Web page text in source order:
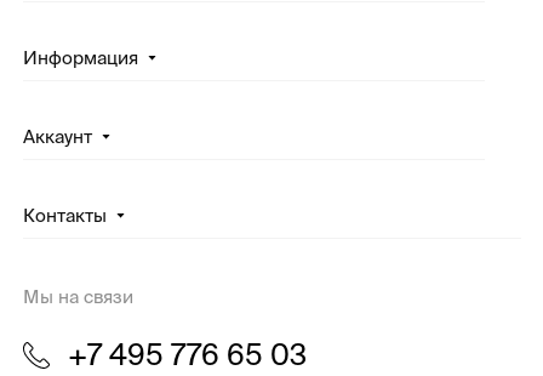
Информация
Аккаунт
Контакты
Мы на связи
+7 495 776 65 03